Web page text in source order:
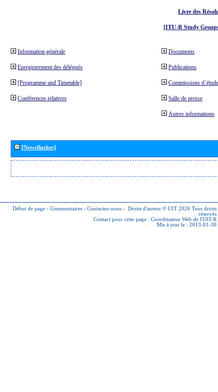
Livre des
[ITU-R Study
Information générale
Enregistrement des délégués
[Programme and Timetable]
Conférences relatives
Documents
Publications
Commissions
Salle de presse
Autres informations
[Newsflashes]
Début de page - Commentaires - Contactez-nous - Droits d'auteur © UIT 2026 Tous droits
réservés
Contact pour cette page : Coordinateur Web de l'UIT-R
Mis à jour le : 2013-01-30